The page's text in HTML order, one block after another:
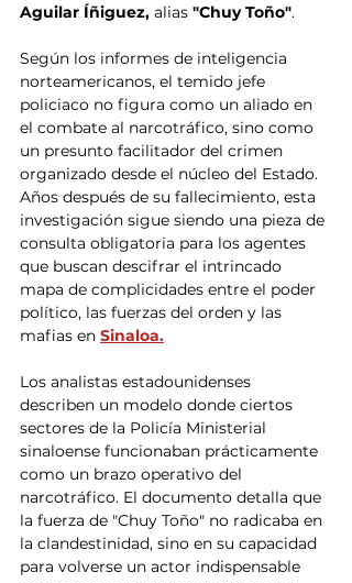
Aguilar Íñiguez, alias "Chuy Toño".
Según los informes de inteligencia
norteamericanos, el temido jefe
policiaco no figura como un aliado en
el combate al narcotráfico, sino como
un presunto facilitador del crimen
organizado desde el núcleo del Estado.
Años después de su fallecimiento, esta
investigación sigue siendo una pieza de
consulta obligatoria para los agentes
que buscan descifrar el intrincado
mapa de complicidades entre el poder
político, las fuerzas del orden y las
mafias en Sinaloa.
Los analistas estadounidenses
describen un modelo donde ciertos
sectores de la Policía Ministerial
sinaloense funcionaban prácticamente
como un brazo operativo del
narcotráfico. El documento detalla que
la fuerza de "Chuy Toño" no radicaba en
la clandestinidad, sino en su capacidad
para volverse un actor indispensable